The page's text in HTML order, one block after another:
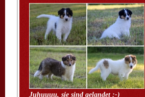
Juhuuuu, sie sind gelandet :-)